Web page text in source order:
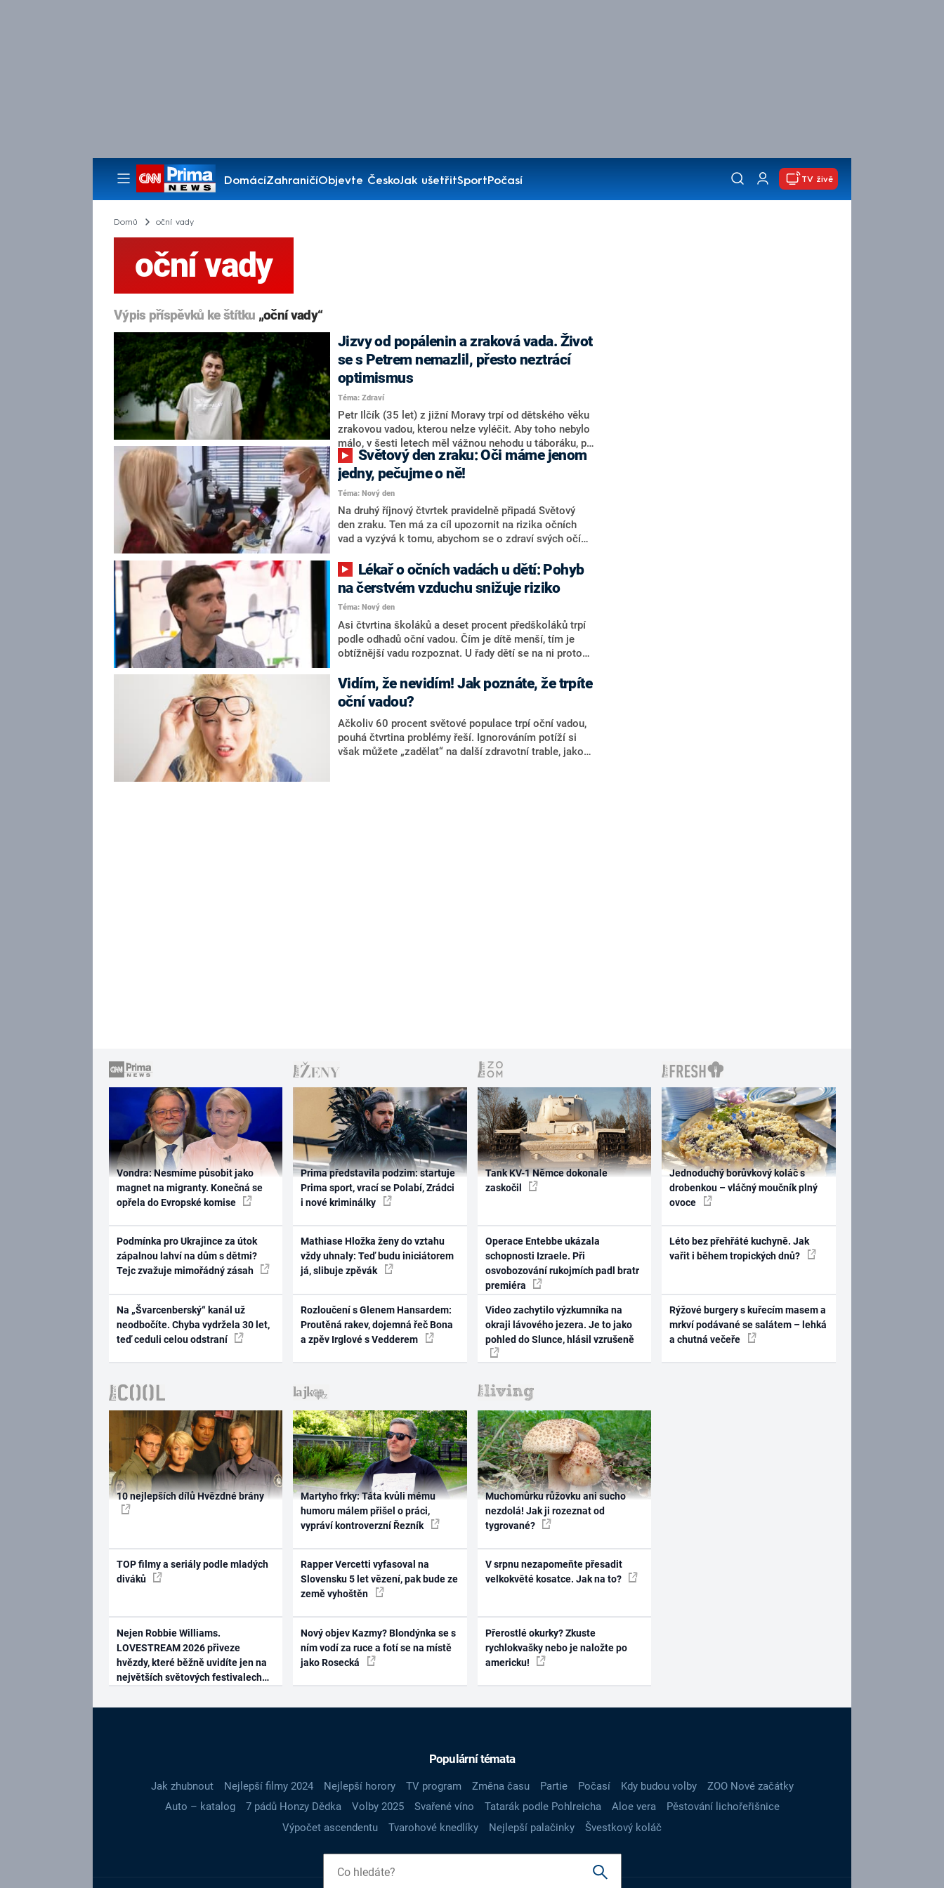
DomácíZahraničíObjevte ČeskoJak ušetřitSportPočasí
Pořady
TV živě
Domů oční vady
oční vady
Výpis příspěvků ke štítku „oční vady“
Jizvy od popálenin a zraková vada. Život
se s Petrem nemazlil, přesto neztrácí
optimismus
Téma: Zdraví
Petr Ilčík (35 let) z jižní Moravy trpí od dětského věku
zrakovou vadou, kterou nelze vyléčit. Aby toho nebylo
málo, v šesti letech měl vážnou nehodu u táboráku, při
které si popálil obličej a obě ruce. Kvůli svému
„dvojitému“ hendikepu musel čelit šikaně i neustálým
narážkám na svůj vzhled a následně i problémům při
hledání pracovního uplatnění. I přesto dnes působí
velmi vyrovnaně a se svými jizvami se naučil žít.
jedny, pečujme o ně!
Téma: Nový den
Na druhý říjnový čtvrtek pravidelně připadá Světový
den zraku. Ten má za cíl upozornit na rizika očních
vad a vyzývá k tomu, abychom se o zdraví svých očí
procent okolních vjemů. Díky dostupné a kvalitní
lékařské péči mají Češi tu výhodu, že řadě problémů
mohou preventivně předcházet a většinu potíží lze
úspěšně řešit. Přesto mnozí z nás návštěvy očního
lékaře zanedbávají.
na čerstvém vzduchu snižuje riziko
Téma: Nový den
Asi čtvrtina školáků a deset procent předškoláků trpí
podle odhadů oční vadou. Čím je dítě menší, tím je
obtížnější vadu rozpoznat. U řady dětí se na ni proto
prevence a jak správě vybrat třeba dioptrické brýle? O
tom hovořil v pořadu Nový den přednosta sítě očních
klinik Gemini profesor Pavel Stodůlka.
Vidím, že nevidím! Jak poznáte, že trpíte
oční vadou?
Ačkoliv 60 procent světové populace trpí oční vadou,
pouhá čtvrtina problémy řeší. Ignorováním potíží si
však můžete „zadělat“ na další zdravotní trable, jako
Vondra: Nesmíme působit jako
magnet na migranty. Konečná se
opřela do Evropské komise
Podmínka pro Ukrajince za útok
zápalnou lahví na dům s dětmi?
Tejc zvažuje mimořádný zásah
Na „Švarcenberský“ kanál už
neodbočíte. Chyba vydržela 30 let,
teď ceduli celou odstraní
Prima představila podzim: startuje
Prima sport, vrací se Polabí, Zrádci
i nové kriminálky
Mathiase Hložka ženy do vztahu
vždy uhnaly: Teď budu iniciátorem
já, slibuje zpěvák
Rozloučení s Glenem Hansardem:
Proutěná rakev, dojemná řeč Bona
a zpěv Irglové s Vedderem
Tank KV-1 Němce dokonale
zaskočil
Operace Entebbe ukázala
schopnosti Izraele. Při
osvobozování rukojmích padl bratr
premiéra
Video zachytilo výzkumníka na
okraji lávového jezera. Je to jako
pohled do Slunce, hlásil vzrušeně
Jednoduchý borůvkový koláč s
drobenkou – vláčný moučník plný
ovoce
Léto bez přehřáté kuchyně. Jak
vařit i během tropických dnů?
Rýžové burgery s kuřecím masem a
mrkví podávané se salátem – lehká
a chutná večeře
10 nejlepších dílů Hvězdné brány
TOP filmy a seriály podle mladých
diváků
Nejen Robbie Williams.
LOVESTREAM 2026 přiveze
hvězdy, které běžně uvidíte jen na
největších světových festivalech
Martyho frky: Táta kvůli mému
humoru málem přišel o práci,
vypráví kontroverzní Řezník
Rapper Vercetti vyfasoval na
Slovensku 5 let vězení, pak bude ze
země vyhoštěn
Nový objev Kazmy? Blondýnka se s
ním vodí za ruce a fotí se na místě
jako Rosecká
Muchomůrku růžovku ani sucho
nezdolá! Jak ji rozeznat od
tygrované?
V srpnu nezapomeňte přesadit
velkokvěté kosatce. Jak na to?
Přerostlé okurky? Zkuste
rychlokvašky nebo je naložte po
americku!
Populární témata
Jak zhubnout Nejlepší filmy 2024 Nejlepší horory TV program Změna času Partie Počasí Kdy budou volby
ZOO Nové začátky
Auto – katalog
7 pádů Honzy Dědka Volby 2025 Svařené víno Tatarák podle Pohlreicha Aloe vera
Pěstování lichořeřišnice
Výpočet ascendentu
Tvarohové knedlíky Nejlepší palačinky Švestkový koláč